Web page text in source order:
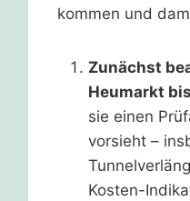
kommen und
Zunächst
Heumarkt
sie einen
vorsieht –
Kosten-